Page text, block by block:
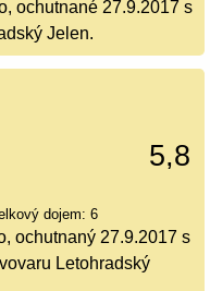
ochutnané 27.9.2017 s
Jelen.
5,8
dojem: 6
ochutnaný 27.9.2017 s
Letohradský